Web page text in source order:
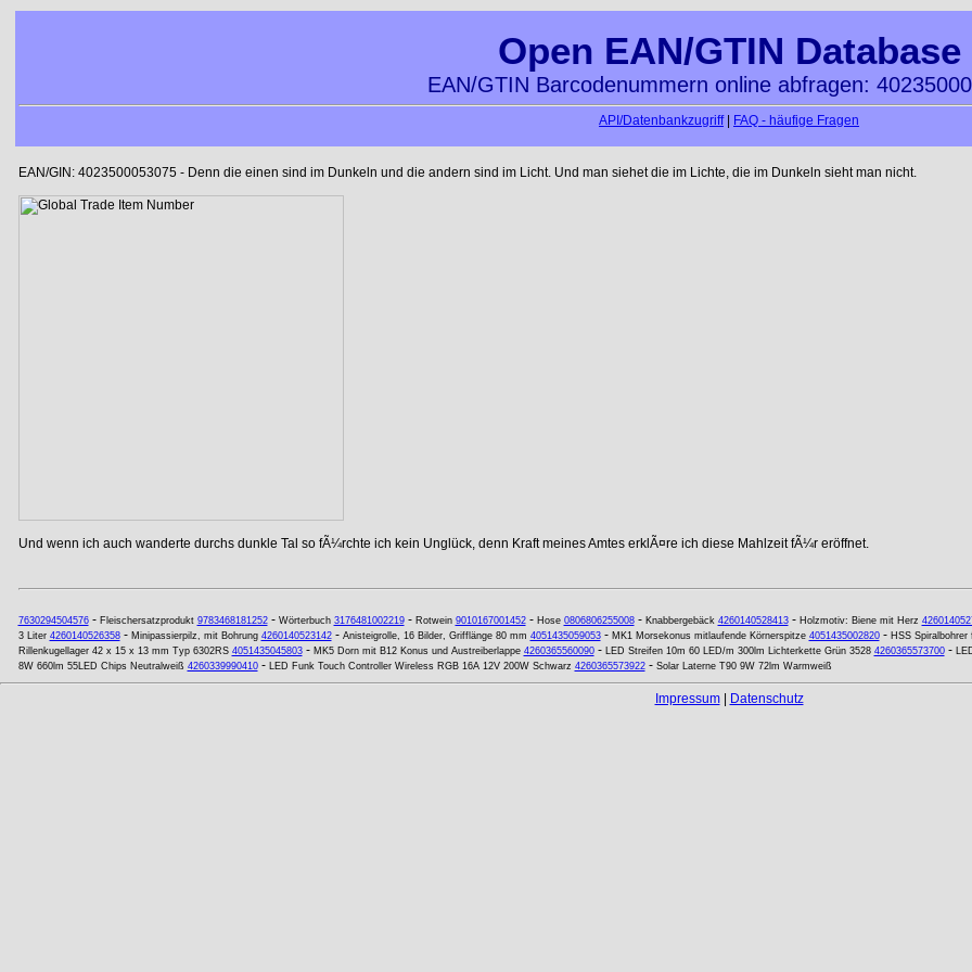
Open EAN/GTIN Database
EAN/GTIN Barcodenummern online abfragen:
API/Datenbankzugriff| FAQ - häufige Fragen
EAN/GIN: 4023500053075 - Denn die einen sind im Dunkeln und die andern sind im Licht. Und man siehet die im Lichte, die im Dunkeln sieht man nicht.
Und wenn ich auch wanderte durchs dunkle Tal so fÃ¼rchte ich kein Unglück, denn Kraft meines Amtes erklÃ¤re ich diese Mahlzeit fÃ¼r eröffnet.
7630294504576- Fleischersatzprodukt 9783468181252- Wörterbuch 3176481002219- Rotwein 9010167001452- Hose 0806806255008- Knabbergebäck 4260140528413- Holzmotiv: Biene mit Herz
3 Liter 4260140526358- Minipassierpilz, mit Bohrung 4260140523142- Anisteigrolle, 16 Bilder, Grifflänge 80 mm 4051435059053- MK1 Morsekonus mitlaufende Körnerspitze 4051435002820- HSS
Rillenkugellager 42 x 15 x 13 mm Typ 6302RS 4051435045803- MK5 Dorn mit B12 Konus und Austreiberlappe 4260365560090- LED Streifen 10m 60 LED/m 300lm Lichterkette Grün 3528 4260365573700-
8W 660lm 55LED Chips Neutralweiß 4260339990410- LED Funk Touch Controller Wireless RGB 16A 12V 200W Schwarz 4260365573922- Solar Laterne T90 9W 72lm Warmweiß
Impressum| Datenschutz